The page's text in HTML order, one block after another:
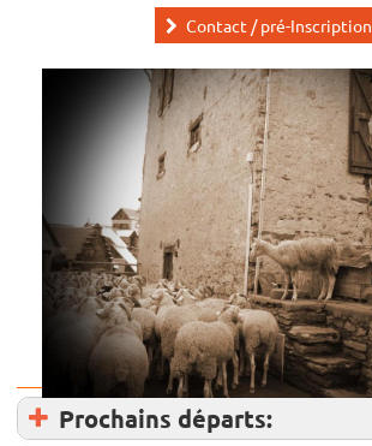
Contact / pré-Inscription
Prochains départs: